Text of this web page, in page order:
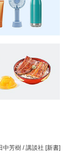
中芳樹 / 講談社 [新書]